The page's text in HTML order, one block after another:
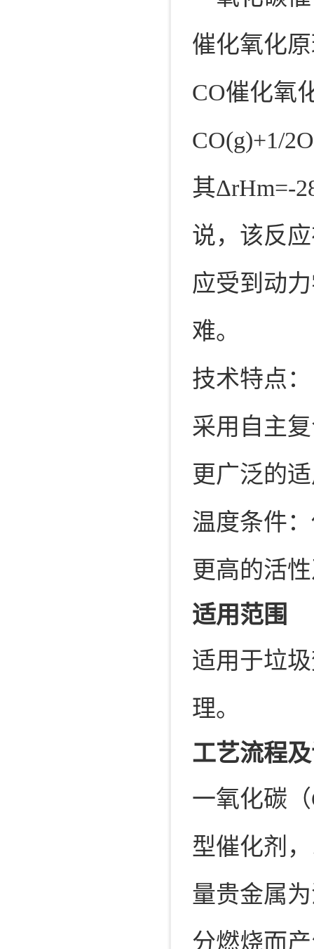
催化氧化
CO催化氧
CO(g)+1/
其ΔrHm=-
说，该反
应受到动
难。
技术特点：
采用自主
更广泛的
温度条件
更高的活
适用范围
适用于垃
理。
工艺流程
一氧化碳
型催化剂
量贵金属
分燃烧而